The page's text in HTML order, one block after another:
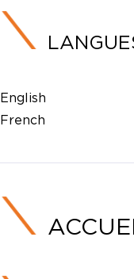
English
French